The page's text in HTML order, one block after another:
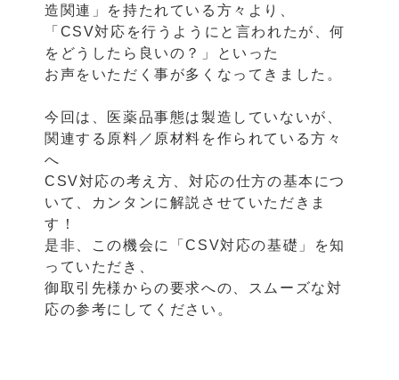
造関連」を持たれている方々より、
「CSV対応を行うようにと言われたが、何
をどうしたら良いの？」といった
お声をいただく事が多くなってきました。
今回は、医薬品事態は製造していないが、
関連する原料／原材料を作られている方々
へ
CSV対応の考え方、対応の仕方の基本につ
いて、カンタンに解説させていただきま
す！
是非、この機会に「CSV対応の基礎」を知
っていただき、
御取引先様からの要求への、スムーズな対
応の参考にしてください。